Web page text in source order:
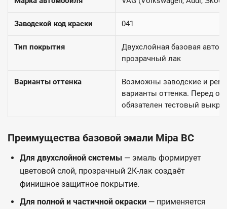
Заводской код краски 041
Тип покрытия
Двухслойная базовая
прозрачный лак
Варианты оттенка
Возможны заводские и
варианты оттенка. Перед
обязателен тестовый
Преимущества базовой эмали Mipa BC
Для двухслойной системы — эмаль формирует
цветовой слой, прозрачный 2К-лак создаёт
финишное защитное покрытие.
Для полной и частичной окраски — применяется